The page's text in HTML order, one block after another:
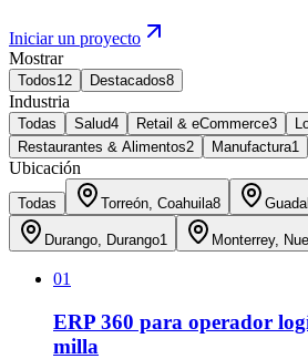
Iniciar un proyecto
Mostrar
Todos12 Destacados8
Industria
Todas Salud4 Retail & eCommerce3
Restaurantes & Alimentos2 Manufactura1
Ubicación
Todas Torreón, Coahuila8
Durango, Durango1 Monterrey,
01
ERP 360 para operador
milla